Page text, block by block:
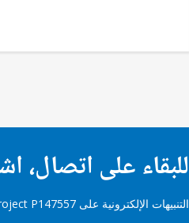
للبقاء على اتصال،
التنبيهات الإلكترونية على Project P147557